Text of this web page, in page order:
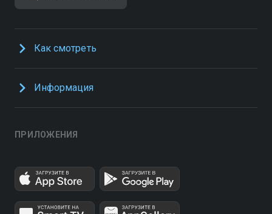
Как смотреть
Информация
ПРИЛОЖЕНИЯ